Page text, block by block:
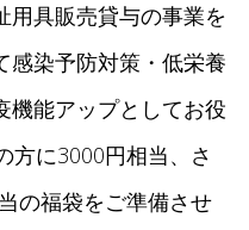
用具販売貸与の事業を
感染予防対策・低栄養
機能アップとしてお役
方に3000円相当、さ
の福袋をご準備させ